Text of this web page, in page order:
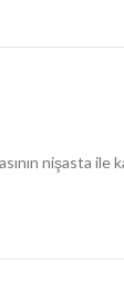
nişasta ile